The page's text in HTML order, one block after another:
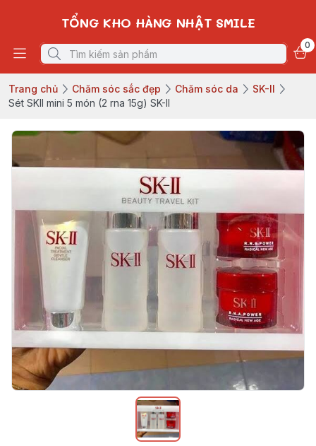
TỔNG KHO HÀNG NHẬT SMILE
0
Trang chủ Chăm sóc sắc đẹp Chăm sóc da
SK-II
Sét SKII mini 5 món (2 rna 15g) SK-II